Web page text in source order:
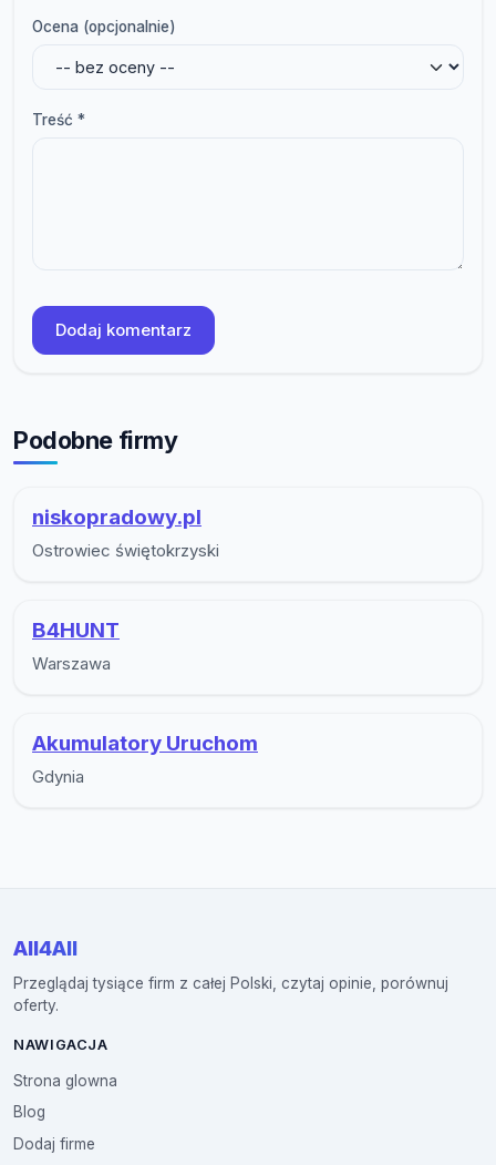
Ocena (opcjonalnie)
Treść *
Dodaj komentarz
Podobne firmy
niskopradowy.pl
Ostrowiec świętokrzyski
B4HUNT
Warszawa
Akumulatory Uruchom
Gdynia
All4All
Przeglądaj tysiące firm z całej Polski, czytaj opinie, porównuj
oferty.
NAWIGACJA
Strona glowna
Blog
Dodaj firme